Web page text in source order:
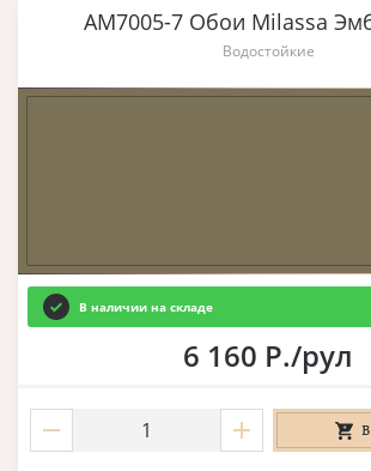
AM7005-7 Обои Milassa
Водостойкие
В наличии на складе
6 160 Р./рул